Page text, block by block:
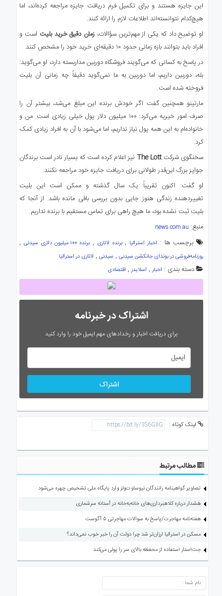
این جایزه هستند و برای تکمیل فرم دریافت جایزه مراجعه کرده‌اند، اما
هیچ‌کدام نتوانسته‌اند اطلاعات لازم را ارائه کنند.
او توضیح داد که یکی از مهم‌ترین سؤالات، زمان دقیق خرید بلیت است و
افراد باید بتوانند بازه زمانی حدود ۱۰ دقیقه‌ای خرید خود را مشخص کنند.
در پاسخ به کسانی که می‌گویند فروشگاه دوربین مداربسته دارد، او می‌گوید:
بله، دوربین داریم، اما دوربین به ما نمی‌گوید دقیقاً چه زمانی آن بلیت
فروخته شده است.
مارتینو همچنین گفت اگر خودش برنده این مبلغ می‌شد، بیشتر آن را
صرف امور خیریه می‌کرد: ۱۰۰ میلیون دلار پول خیلی زیادی است. من و
خانواده‌ام به این همه پول نیاز نداریم، اما می‌شود با آن به افراد زیادی کمک
کرد.
سخنگوی شرکتThe Lott نیز اعلام کرده است که بسیار نادر است برندگان
جوایز بزرگ این‌قدر طولانی برای دریافت جایزه خود مراجعه نکنند.
او گفت: اکنون تقریباً یک سال گذشته و ممکن است این بلیت
تغییر‌دهنده زندگی هنوز جایی بدون بررسی باقی مانده باشد. از آنجا که
بلیت ثبت نشده بود، ما هیچ راهی برای تماس مستقیم با برنده نداریم.
منبع: news.com.au
برچسب ها : اخبار استرالیا ,برنده لاتاری , برنده ۱۰۰ میلیون دلاری سیدنی ,
روزنامه‌فروشی در بوندای جانکشن سیدنی, سیدنی, لاتاری در استرالیا
دسته بندی : اخبار, اسلایدر, اقتصادی
اشتراک در خبرنامه
برای دریافت اخبار و رخدادهای مهم ایمیل خود را وارد کنید
اشتراک
لینک کوتاه :
مطالب مرتبط
تصاویر گواهینامه رانندگان نیوساوت‌ولز وارد پایگاه ملی تشخیص چهره می‌شود
هشدار درباره کلاهبرداری‌های خانه‌به‌خانه در آستانه سرشماری
هفته‌نامه مهاجرت/پاسخ به سوالات مهاجرتی ۵ آگوست
مسکن در استرالیا ارزان‌تر شد چرا دولت آن را خبر خوب نمی‌داند؟
جت‌استار استفاده از محفظه بالای سر را پولی می‌کند
ارسال دیدگاه